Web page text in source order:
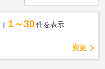
1～30 件を表示
変更